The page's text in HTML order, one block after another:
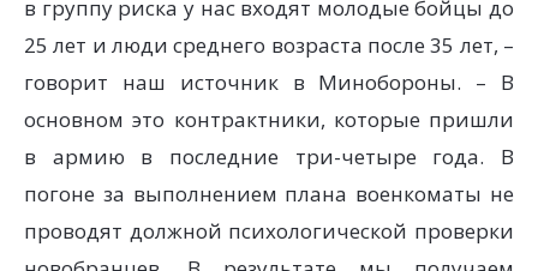
в группу риска у нас входят молодые бойцы до
25 лет и люди среднего возраста после 35 лет, –
говорит наш источник в Минобороны. – В
основном это контрактники, которые пришли
в армию в последние три-четыре года. В
погоне за выполнением плана военкоматы не
проводят должной психологической проверки